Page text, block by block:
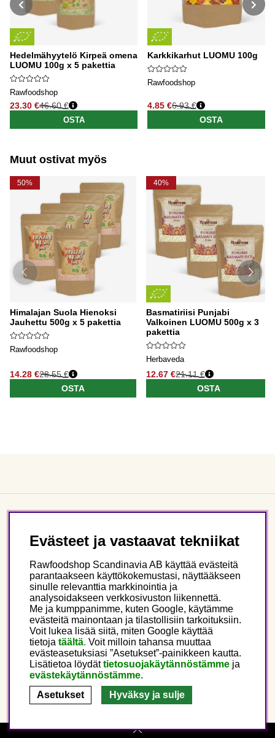
Hedelmähyytelö Kirpeä omena
LUOMU 100g x 5 pakettia
Rawfoodshop
23.30 €
Normaali hinta
46.60 €
OSTA
Karkkikarhut LUOMU 100g
Rawfoodshop
4.85 €
Normaali hinta
6.93 €
OSTA
Muut ostivat myös
50%
Himalajan Suola Hienoksi
Jauhettu 500g x 5 pakettia
Rawfoodshop
14.28 €28.55 €
OSTA
40%
Basmatiriisi Punjabi
Valkoinen LUOMU 500g x 3
pakettia
Herbaveda
12.67 €21.11 €
OSTA
Seuraa meitä
Tämä on Rawfoodshop
Finland
Evästeet ja vastaavat tekniikat
Rawfoodshop Scandinavia AB käyttää evästeitä
parantaakseen käyttökokemustasi, näyttääkseen
sinulle relevanttia markkinointia ja
analysoidakseen verkkosivuston liikennettä.
Me ja kumppanimme, kuten Google, käytämme
evästeitä mainontaan ja tilastollisiin tarkoituksiin.
Voit lukea lisää siitä, miten Google käyttää
tietoja täältä. Voit milloin tahansa muuttaa
evästeasetuksiasi ”Asetukset”-painikkeen kautta.
Lisätietoa löydättietosuojakäytännöstämme ja
evästekäytännöstämme.
Asetukset
Hyväksy ja sulje